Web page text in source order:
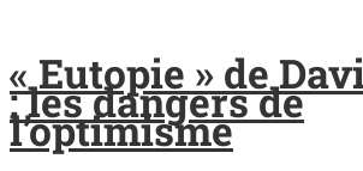
« Eutopie » de
: les dangers de
l’optimisme